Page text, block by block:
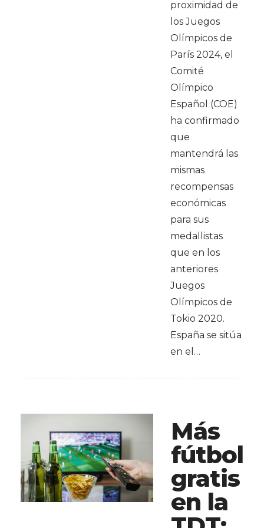
proximidad de
los Juegos
Olímpicos de
París 2024, el
Comité
Olímpico
Español (COE)
ha confirmado
que
mantendrá las
mismas
recompensas
económicas
para sus
medallistas
que en los
anteriores
Juegos
Olímpicos de
Tokio 2020.
España se sitúa
en el…
Más
fútbol
gratis
en la